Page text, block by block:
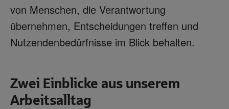
von Menschen, die Verantwortung
übernehmen, Entscheidungen treffen und
Nutzendenbedürfnisse im Blick behalten.
Zwei Einblicke aus unserem
Arbeitsalltag